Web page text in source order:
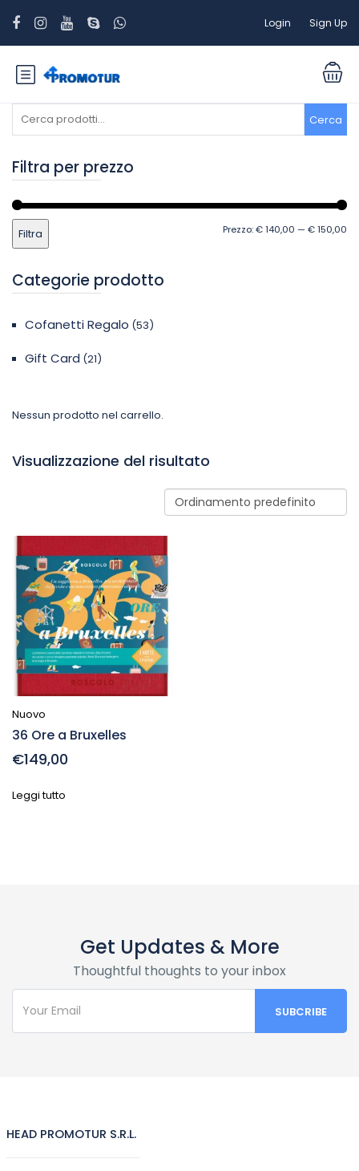
Login Sign Up
Cerca
Filtra per prezzo
Filtra Prezzo:€ 140,00 —€ 150,00
Categorie prodotto
Cofanetti Regalo (53)
Gift Card (21)
Nessun prodotto nel carrello.
Visualizzazione del risultato
Nuovo
36 Ore a Bruxelles
€149,00
Leggi tutto
Get Updates & More
Thoughtful thoughts to your inbox
HEAD PROMOTUR S.R.L.